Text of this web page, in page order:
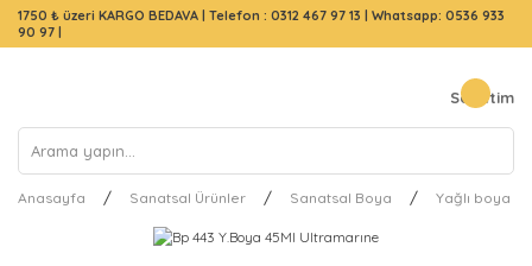
1750 ₺ üzeri KARGO BEDAVA | Telefon : 0312 467 97 13 | Whatsapp: 0536 933
90 97 |
Sepetim
Anasayfa Sanatsal Ürünler Sanatsal Boya Yağlı boya